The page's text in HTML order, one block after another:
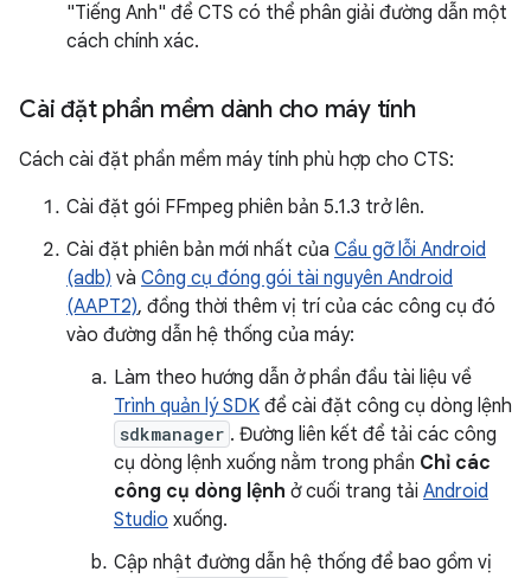
"Tiếng Anh" để CTS có thể phân giải đường dẫn một
cách chính xác.
Cài đặt phần mềm dành cho máy tính
Cách cài đặt phần mềm máy tính phù hợp cho CTS:
Cài đặt gói FFmpeg phiên bản 5.1.3 trở lên.
Cài đặt phiên bản mới nhất của Cầu gỡ lỗi Android
(adb) và Công cụ đóng gói tài nguyên Android
(AAPT2), đồng thời thêm vị trí của các công cụ đó
vào đường dẫn hệ thống của máy:
Làm theo hướng dẫn ở phần đầu tài liệu về
Trình quản lý SDK để cài đặt công cụ dòng lệnh
sdkmanager . Đường liên kết để tải các công
cụ dòng lệnh xuống nằm trong phần Chỉ các
công cụ dòng lệnh ở cuối trang tải Android
Studio xuống.
Cập nhật đường dẫn hệ thống để bao gồm vị